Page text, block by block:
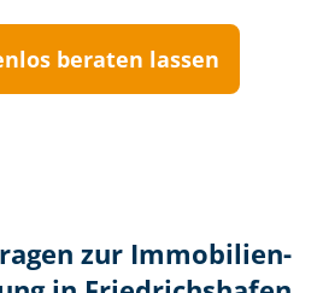
beraten lassen
zur Im­mo­bi­li­en­